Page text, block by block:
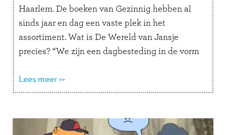
Haarlem. De boeken van Gezinnig hebben al
sinds jaar en dag een vaste plek in het
assortiment. Wat is De Wereld van Jansje
precies? “We zijn een dagbesteding in de vorm
Lees meer >>